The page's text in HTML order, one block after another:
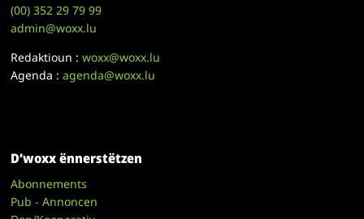
(00)352 29 79 99
admin@woxx.lu
Redaktioun :woxx@woxx.lu
Agenda :agenda@woxx.lu
D’woxx ënnerstëtzen
Abonnements
Pub - Annoncen